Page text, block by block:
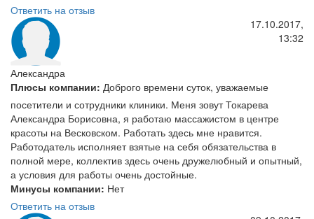
Ответить на отзыв
Александра
17.10.2017,
13:32
Плюсы компании: Доброго времени суток, уважаемые
посетители и сотрудники клиники. Меня зовут Токарева
Александра Борисовна, я работаю массажистом в центре
красоты на Весковском. Работать здесь мне нравится.
Работодатель исполняет взятые на себя обязательства в
полной мере, коллектив здесь очень дружелюбный и опытный,
а условия для работы очень достойные.
Минусы компании: Нет
Ответить на отзыв